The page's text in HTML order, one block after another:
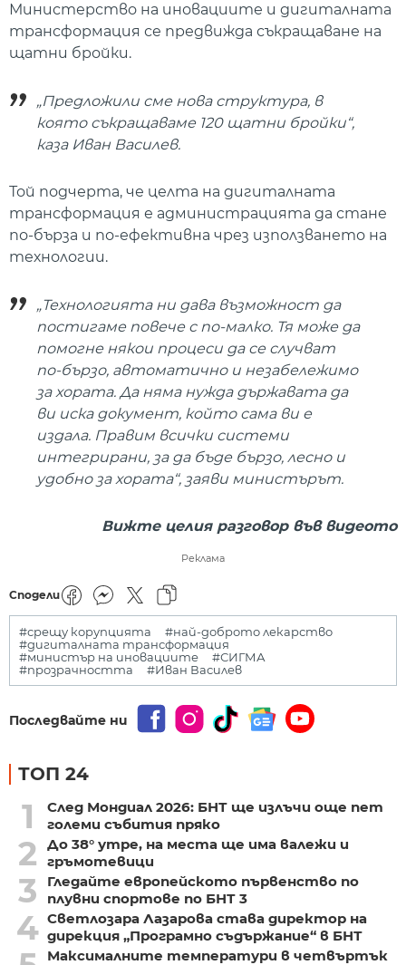
Министерство на иновациите и дигиталната
трансформация се предвижда съкращаване на
щатни бройки.
„Предложили сме нова структура, в
която съкращаваме 120 щатни бройки“,
каза Иван Василев.
Той подчерта, че целта на дигиталната
трансформация е администрацията да стане
по-бърза и по-ефективна чрез използването на
технологии.
„Технологията ни дава възможност да
постигаме повече с по-малко. Тя може да
помогне някои процеси да се случват
по-бързо, автоматично и незабележимо
за хората. Да няма нужда държавата да
ви иска документ, който сама ви е
издала. Правим всички системи
интегрирани, за да бъде бързо, лесно и
удобно за хората“, заяви министърът.
Вижте целия разговор във видеото
Реклама
Сподели
#срещу корупцията
#най-доброто лекарство
#дигиталната трансформация
#министър на иновациите
#СИГМА
#прозрачността
#Иван Василев
Последвайте ни
ТОП 24
1
След Мондиал 2026: БНТ ще излъчи още пет
големи събития пряко
2
До 38° утре, на места ще има валежи и
гръмотевици
3
Гледайте европейското първенство по
плувни спортове по БНТ 3
4 Светлозара Лазарова става директор на
дирекция „Програмно съдържание“ в БНТ
Максималните температури в четвъртък